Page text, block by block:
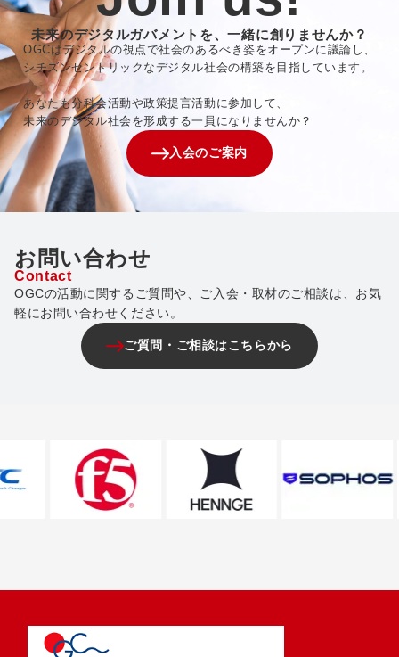
未来のデジタルガバメントを、一緒に創りませんか？
OGCはデジタルの視点で社会のあるべき姿をオープンに議論し、
シチズンセントリックなデジタル社会の構築を目指しています。
あなたも分科会活動や政策提言活動に参加して、
未来のデジタル社会を形成する一員になりませんか？
入会のご案内
お問い合わせ
Contact
OGCの活動に関するご質問や、ご入会・取材のご相談は、お気
軽にお問い合わせください。
ご質問・ご相談はこちらから